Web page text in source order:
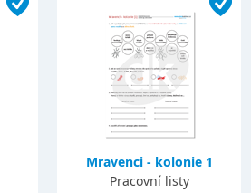
Mravenci - kolonie 1
Pracovní listy